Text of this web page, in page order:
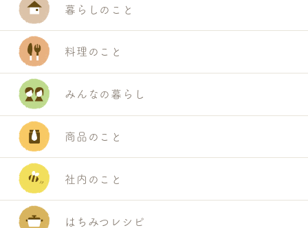
暮らしのこと
料理のこと
みんなの暮らし
商品のこと
社内のこと
はちみつレシピ
S
E
A
R
C
H